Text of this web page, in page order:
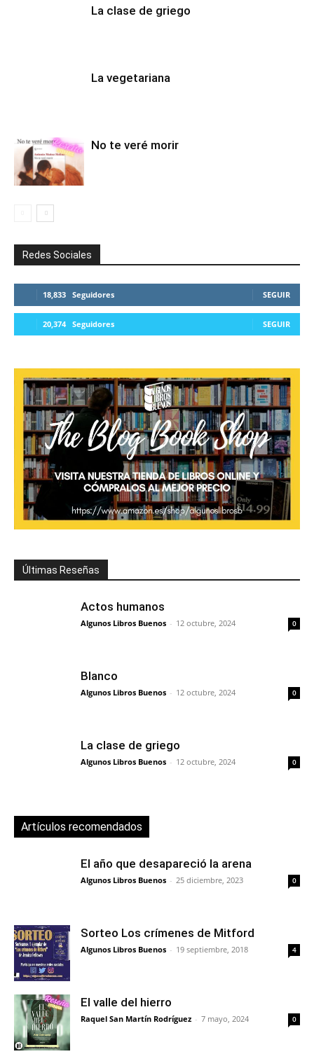
La clase de griego
La vegetariana
No te veré morir
Redes Sociales
18,833 Seguidores SEGUIR
20,374 Seguidores SEGUIR
Últimas Reseñas
Actos humanos
Algunos Libros Buenos - 12 octubre, 2024 0
Blanco
Algunos Libros Buenos - 12 octubre, 2024 0
La clase de griego
Algunos Libros Buenos - 12 octubre, 2024 0
Artículos recomendados
El año que desapareció la arena
Algunos Libros Buenos - 25 diciembre, 2023 0
Sorteo Los crímenes de Mitford
Algunos Libros Buenos - 19 septiembre, 2018 4
El valle del hierro
Raquel San Martín Rodríguez - 7 mayo, 2024 0